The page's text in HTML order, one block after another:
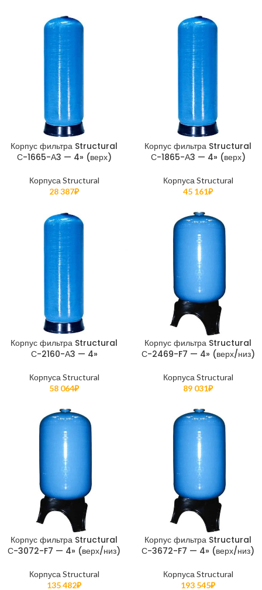
Корпус фильтра Structural
С-1665-А3 — 4» (верх)
Корпуса Structural
28 387₽
Корпус фильтра Structural
С-1865-А3 — 4» (верх)
Корпуса Structural
45 161₽
Корпус фильтра Structural
С-2160-А3 — 4»
Корпуса Structural
58 064₽
Корпус фильтра Structural
С-2469-F7 — 4» (верх/низ)
Корпуса Structural
89 031₽
Корпус фильтра Structural
С-3072-F7 — 4» (верх/низ)
Корпуса Structural
135 482₽
Корпус фильтра Structural
С-3672-F7 — 4» (верх/низ)
Корпуса Structural
193 545₽